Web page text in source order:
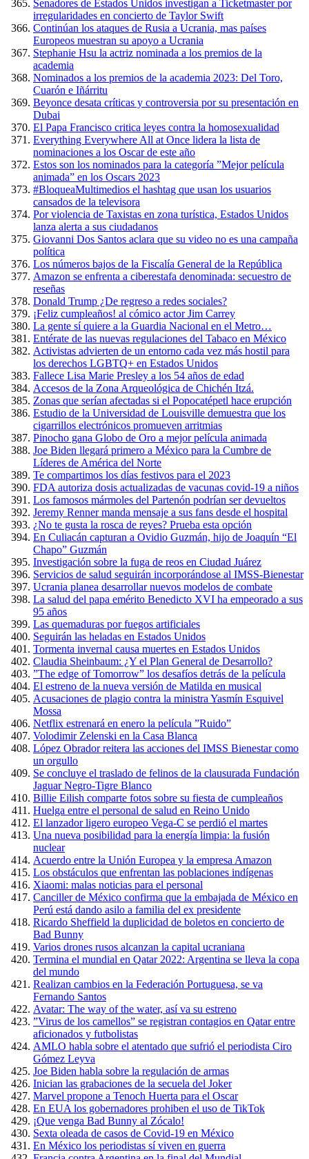
Senadores de Estados Unidos investigan a Ticketmaster por
irregularidades en concierto de Taylor Swift
Continúan los ataques de Rusia a Ucrania, mas países
Europeos muestran su apoyo a Ucrania
Stephanie Hsu la actriz nominada a los premios de la
academia
Nominados a los premios de la academia 2023: Del Toro,
Cuarón e Iñárritu
Beyonce desata críticas y controversia por su presentación en
Dubai
El Papa Francisco critica leyes contra la homosexualidad
Everything Everywhere All at Once lidera la lista de
nominaciones a los Oscar de este año
Estos son los nominados para la categoría ”Mejor película
animada” en los Oscars 2023
#BloqueaMultimedios el hashtag que usan los usuarios
cansados de la televisora
Por violencia de Taxistas en zona turística, Estados Unidos
lanza alerta a sus ciudadanos
Giovanni Dos Santos aclara que su video no es una campaña
política
Los números bajos de la Fiscalía General de la República
Amazon se enfrenta a ciberestafa denominada: secuestro de
reseñas
Donald Trump ¿De regreso a redes sociales?
¡Feliz cumpleaños! al cómico actor Jim Carrey
La gente sí quiere a la Guardia Nacional en el Metro…
Entérate de las nuevas regulaciones del Tabaco en México
Activistas advierten de un entorno cada vez más hostil para
los derechos LGBTQ+ en Estados Unidos
Fallece Lisa Marie Presley a los 54 años de edad
Accesos de la Zona Arqueológica de Chichén Itzá.
Zonas que serían afectadas si el Popocatépetl hace erupción
Estudio de la Universidad de Louisville demuestra que los
cigarrillos electrónicos promueven arritmias
Pinocho gana Globo de Oro a mejor película animada
Joe Biden llegará primero a México para la Cumbre de
Líderes de América del Norte
Te compartimos los días festivos para el 2023
FDA autoriza dosis actualizadas de vacunas covid-19 a niños
Los famosos mármoles del Partenón podrían ser devueltos
Jeremy Renner manda mensaje a sus fans desde el hospital
¿No te gusta la rosca de reyes? Prueba esta opción
En Culiacán capturan a Ovidio Guzmán, hijo de Joaquín “El
Chapo” Guzmán
Investigación sobre la fuga de reos en Ciudad Juárez
Servicios de salud seguirán incorporándose al IMSS-Bienestar
Ucrania planea desarrollar nuevos modelos de combate
La salud del papa emérito Benedicto XVI ha empeorado a sus
95 años
Las quemaduras por fuegos artificiales
Seguirán las heladas en Estados Unidos
Tormenta invernal causa muertes en Estados Unidos
Claudia Sheinbaum: ¿Y el Plan General de Desarrollo?
”The edge of Tomorrow” los desafíos detrás de la película
El estreno de la nueva versión de Matilda en musical
Acusaciones de plagio contra la ministra Yasmín Esquivel
Mossa
Netflix estrenará en enero la película ”Ruido”
Volodimir Zelenski en la Casa Blanca
López Obrador reitera las acciones del IMSS Bienestar como
un orgullo
Se concluye el traslado de felinos de la clausurada Fundación
Jaguar Negro-Tigre Blanco
Billie Eilish comparte fotos sobre su fiesta de cumpleaños
Huelga entre el personal de salud en Reino Unido
El lanzador ligero europeo Vega-C se perdió el martes
Una nueva posibilidad para la energía limpia: la fusión
nuclear
Acuerdo entre la Unión Europea y la empresa Amazon
Los obstáculos que enfrentan las poblaciones indígenas
Xiaomi: malas noticias para el personal
Canciller de México confirma que la embajada de México en
Perú está dando asilo a familia del ex presidente
Ricardo Sheffield la duplicidad de boletos en concierto de
Bad Bunny
Varios drones rusos alcanzan la capital ucraniana
Termina el mundial en Qatar 2022: Argentina se lleva la copa
del mundo
Realizan cambios en la Federación Portuguesa, se va
Fernando Santos
Avatar: The way of the water, así va su estreno
”Virus de los camellos” se registran contagios en Qatar entre
aficionados y futbolistas
AMLO habla sobre el atentado que sufrió el periodista Ciro
Gómez Leyva
Joe Biden habla sobre la regulación de armas
Inician las grabaciones de la secuela del Joker
Marvel propone a Tenoch Huerta para el Oscar
En EUA los gobernadores prohiben el uso de TikTok
¡Que venga Bad Bunny al Zócalo!
Sexta oleada de casos de Covid-19 en México
En México los periodistas sí viven en guerra